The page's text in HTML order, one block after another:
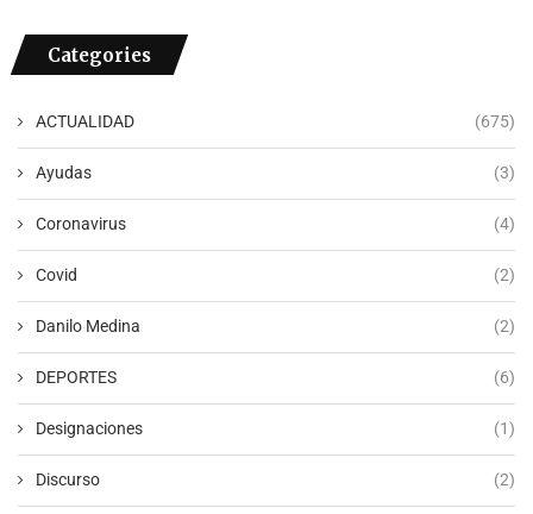
Categories
ACTUALIDAD (675)
Ayudas (3)
Coronavirus (4)
Covid (2)
Danilo Medina (2)
DEPORTES (6)
Designaciones (1)
Discurso (2)